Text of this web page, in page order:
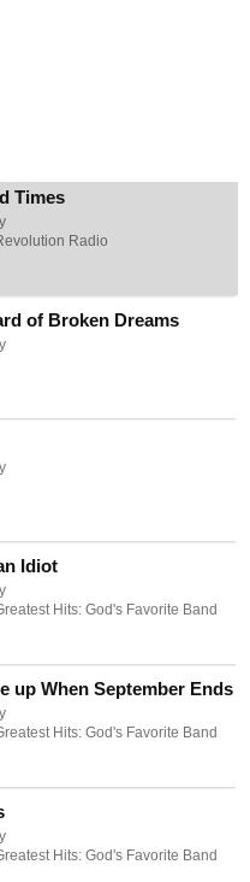
Times
Radio
of Broken Dreams
Idiot
Hits: God's Favorite Band
up When September Ends
Hits: God's Favorite Band
Hits: God's Favorite Band